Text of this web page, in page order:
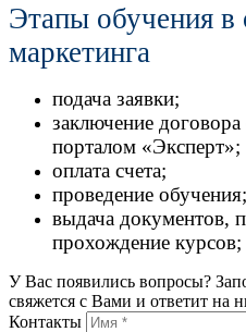
Этапы обучения в
маркетинга
подача заявки;
заключение
порталом «Эксперт»;
оплата счета;
проведение обучения;
выдача документов,
прохождение курсов;
У Вас появились вопросы?
свяжется с Вами и ответит на
Контакты